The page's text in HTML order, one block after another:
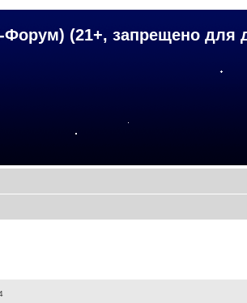
(21+, запрещено для